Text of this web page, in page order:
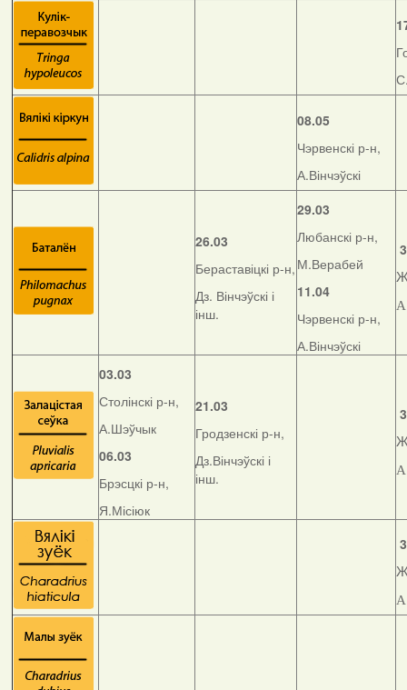
08.05
Чэрвенскі р-н,
А.Вінчэўскі
26.03
Бераставіцкі р-н,
Дз. Вінчэўскі і
інш.
29.03
Любанскі р-н,
М.Верабей
11.04
Чэрвенскі р-н,
А.Вінчэўскі
03.03
Столінскі р-н,
А.Шэўчык
06.03
Брэсцкі р-н,
Я.Місіюк
21.03
Гродзенскі р-н,
Дз.Вінчэўскі і
інш.